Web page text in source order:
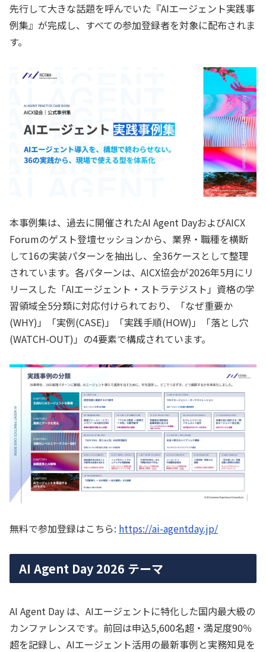
先行して大きな話題を呼んでいた『AIエージェント実践事
例集』が完成し、すべての参加登録者を対象に配布されま
す。
本事例集は、過去に開催されたAI Agent DayおよびAICX
Forumのゲスト登壇セッションから、業界・職種を横断
して16の実装パターンを抽出し、全36ケースとして整理
されています。各パターンは、AICX協会が2026年5月にリ
リースした「AIエージェント・ストラテジスト」資格の学
習領域全5分類に対応付けられており、「なぜ重要か
(WHY)」「実例(CASE)」「実践手順(HOW)」「落とし穴
(WATCH-OUT)」の4要素で構成されています。
無料で参加登録はこちら: https://ai-agentday.jp/
AI Agent Day 2026 テーマ
AI Agent Day は、AIエージェントに特化した国内最大級の
カンファレンスです。前回は申込5,600名超・満足度90％
超を記録し、AIエージェント活用の最新事例と実務知見を